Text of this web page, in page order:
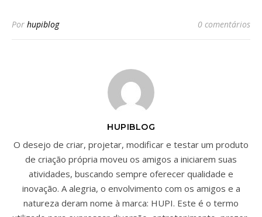
Por hupiblog 0 comentários
HUPIBLOG
O desejo de criar, projetar, modificar e testar um produto
de criação própria moveu os amigos a iniciarem suas
atividades, buscando sempre oferecer qualidade e
inovação. A alegria, o envolvimento com os amigos e a
natureza deram nome à marca: HUPI. Este é o termo